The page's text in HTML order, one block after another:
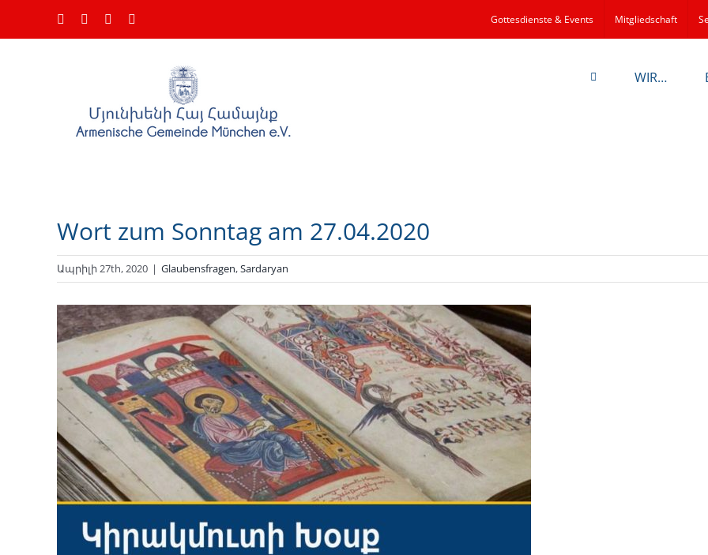
FacebookInstagramYouTube Gottesdienste & Events Mitgliedschaft
WIR…
Wort zum Sonntag am 27.04.2020
Ապրիլի 27th, 2020 | Glaubensfragen,Sardaryan